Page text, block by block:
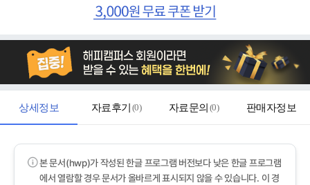
상세정보 자료후기 (0) 자료문의 (0) 판매자정보
본 문서(hwp)가 작성된 한글 프로그램 버전보다 낮은 한글 프로그램
에서 열람할 경우 문서가 올바르게 표시되지 않을 수 있습니다. 이 경